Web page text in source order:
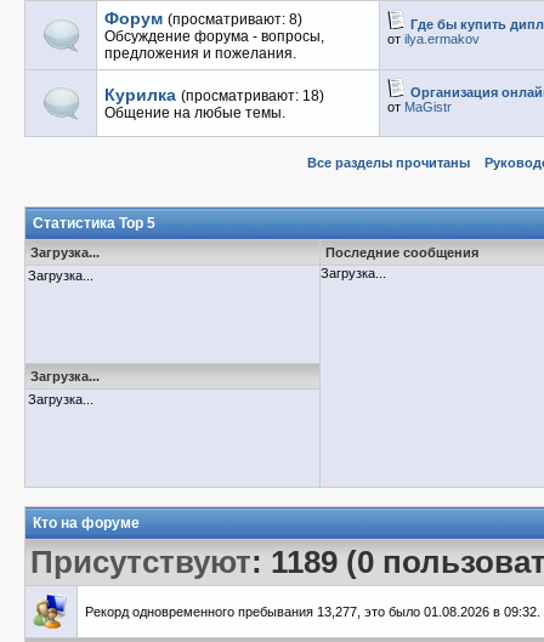
Форум (просматривают: 8)
Обсуждение форума - вопросы,
предложения и пожелания.
Где бы купить
от ilya.ermakov
Курилка (просматривают: 18)
Общение на любые темы.
Организация
от MaGistr
Все разделы прочитаны
Статистика Top 5
Загрузка...
Последние сообщения
Загрузка...
Загрузка...
Загрузка...
Загрузка...
Кто на форуме
Присутствуют: 1189 (0
Рекорд одновременного пребывания 13,277, это было 01.08.2026 в 09:32.